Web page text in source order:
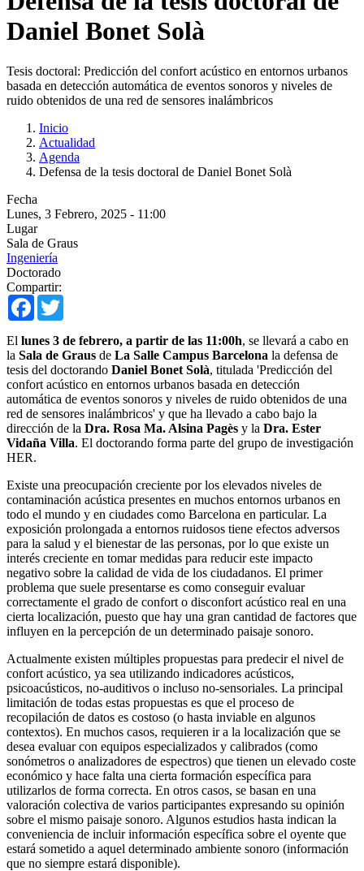
Daniel Bonet Solà
Tesis doctoral: Predicción del confort acústico en entornos urbanos
basada en detección automática de eventos sonoros y niveles de
ruido obtenidos de una red de sensores inalámbricos
Inicio
Actualidad
Agenda
Defensa de la tesis doctoral de Daniel Bonet Solà
Fecha
Lunes, 3 Febrero, 2025 - 11:00
Lugar
Sala de Graus
Ingeniería
Doctorado
Compartir:
Facebook
El lunes 3 de febrero, a partir de las 11:00h, se llevará a cabo en
la Sala de Graus de La Salle Campus Barcelona la defensa de
tesis del doctorando Daniel Bonet Solà, titulada 'Predicción del
confort acústico en entornos urbanos basada en detección
automática de eventos sonoros y niveles de ruido obtenidos de una
red de sensores inalámbricos' y que ha llevado a cabo bajo la
dirección de la Dra. Rosa Ma. Alsina Pagès y la Dra. Ester
Vidaña Villa. El doctorando forma parte del grupo de investigación
HER.
Existe una preocupación creciente por los elevados niveles de
contaminación acústica presentes en muchos entornos urbanos en
todo el mundo y en ciudades como Barcelona en particular. La
exposición prolongada a entornos ruidosos tiene efectos adversos
para la salud y el bienestar de las personas, por lo que existe un
interés creciente en tomar medidas para reducir este impacto
negativo sobre la calidad de vida de los ciudadanos. El primer
problema que suele presentarse es como conseguir evaluar
correctamente el grado de confort o disconfort acústico real en una
cierta localización, puesto que hay una gran cantidad de factores que
influyen en la percepción de un determinado paisaje sonoro.
Actualmente existen múltiples propuestas para predecir el nivel de
confort acústico, ya sea utilizando indicadores acústicos,
psicoacústicos, no-auditivos o incluso no-sensoriales. La principal
limitación de todas estas propuestas es que el proceso de
recopilación de datos es costoso (o hasta inviable en algunos
contextos). En muchos casos, requieren ir a la localización que se
desea evaluar con equipos especializados y calibrados (como
sonómetros o analizadores de espectros) que tienen un elevado coste
económico y hace falta una cierta formación específica para
utilizarlos de forma correcta. En otros casos, se basan en una
valoración colectiva de varios participantes expresando su opinión
sobre el mismo paisaje sonoro. Algunos estudios hasta indican la
conveniencia de incluir información específica sobre el oyente que
estará sometido a aquel determinado ambiente sonoro (información
que no siempre estará disponible).